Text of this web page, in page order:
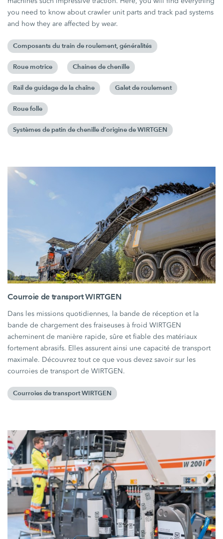
you need to know about crawler unit parts and track pad systems
and how they are affected by wear.
Composants du train de roulement, généralités
Roue motrice Chaines de chenille
Rail de guidage de la chaîne Galet de roulement
Roue folle
Systèmes de patin de chenille d’origine de WIRTGEN
Courroie de transport WIRTGEN
Dans les missions quotidiennes, la bande de réception et la
bande de chargement des fraiseuses à froid WIRTGEN
acheminent de manière rapide, sûre et fiable des matériaux
fortement abrasifs. Elles assurent ainsi une capacité de transport
maximale. Découvrez tout ce que vous devez savoir sur les
courroies de transport de WIRTGEN.
Courroies de transport WIRTGEN